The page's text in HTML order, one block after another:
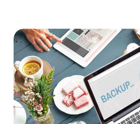
Резервное
копирование
данных:
основы
backup-
стратегии
для
бизнеса